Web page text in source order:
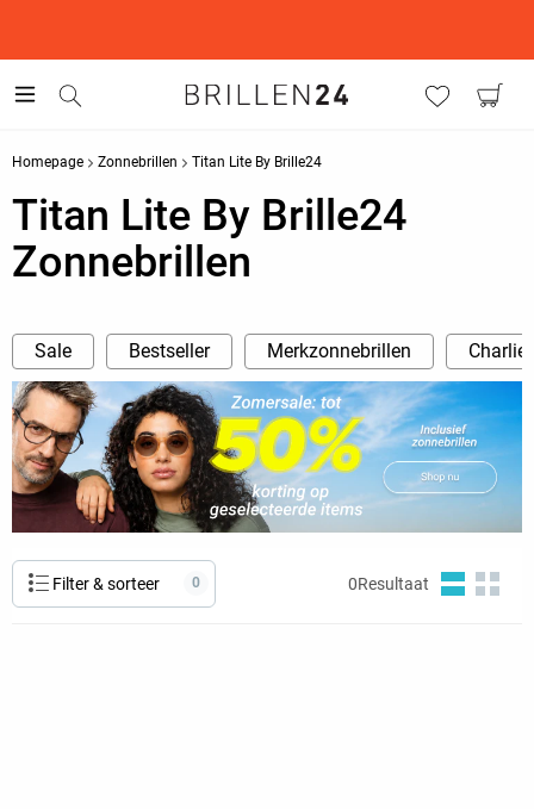
Homepage Zonnebrillen Titan Lite By Brille24
Titan Lite By Brille24
Zonnebrillen
Sale Bestseller Merkzonnebrillen Charlie
Filter & sorteer 0 0Resultaat